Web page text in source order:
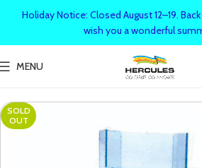
MENU
SOLD
OUT
Holiday Notice: Closed August 12–19.
wish you a wonderful